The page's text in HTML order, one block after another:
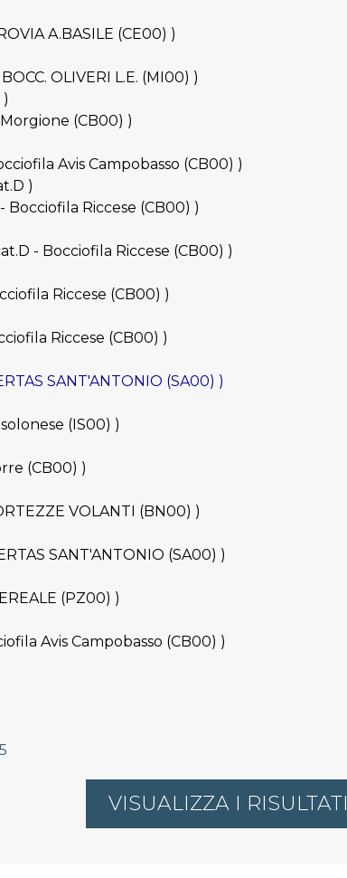
A.BASILE (CE00) )
OLIVERI L.E. (MI00) )
(CB00) )
Avis Campobasso (CB00) )
)
Riccese (CB00) )
- Bocciofila Riccese (CB00) )
Riccese (CB00) )
Riccese (CB00) )
SANT'ANTONIO (SA00) )
(IS00) )
(CB00) )
VOLANTI (BN00) )
SANT'ANTONIO (SA00) )
(PZ00) )
Avis Campobasso (CB00) )
VISUALIZZA I RISULTATI